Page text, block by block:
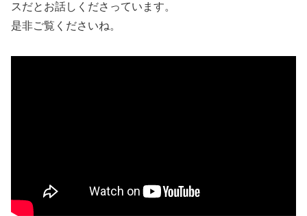
スだとお話しくださっています。
是非ご覧くださいね。